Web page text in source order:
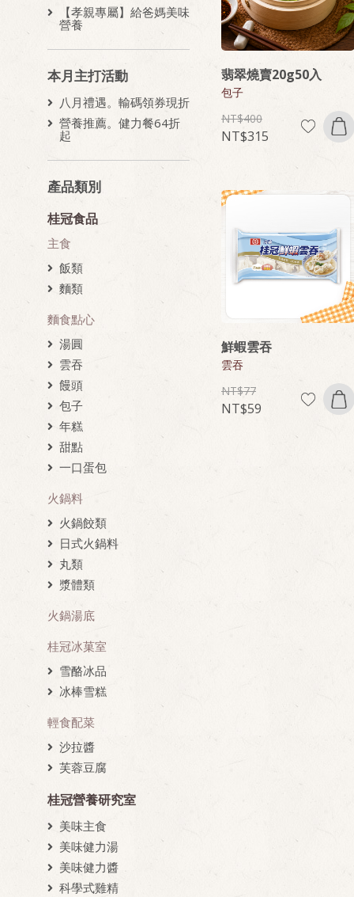
【孝親專屬】給爸媽美味
營養
本月主打活動
八月禮遇。輸碼領券現折
營養推薦。健力餐64折
起
產品類別
桂冠食品
主食
飯類
麵類
麵食點心
湯圓
雲吞
饅頭
包子
年糕
甜點
一口蛋包
火鍋料
火鍋餃類
日式火鍋料
丸類
漿體類
火鍋湯底
桂冠冰菓室
雪酪冰品
冰棒雪糕
輕食配菜
沙拉醬
芙蓉豆腐
桂冠營養研究室
美味主食
美味健力湯
美味健力醬
科學式雞精
翡翠燒賣20g50入
包子
400
315
鮮蝦雲吞
雲吞
77
59